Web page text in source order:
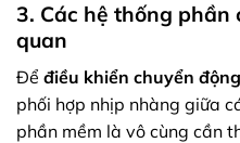
3. Các hệ thống phần
quan
Để điều khiển chuyển
phối hợp nhịp nhàng giữa
phần mềm là vô cùng cần